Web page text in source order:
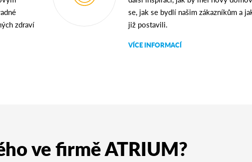
zdraví
se, jak se bydlí našim zákazníkům a
již postavili.
VÍCE INFORMACÍ
ve firmě ATRIUM?